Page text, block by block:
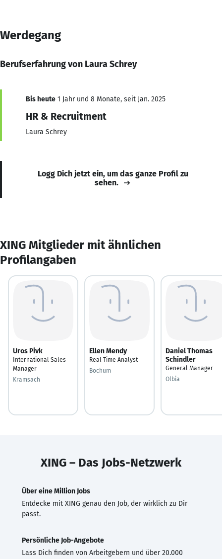
Werdegang
Berufserfahrung von Laura Schrey
Bis heute 1 Jahr und 8 Monate, seit Jan. 2025
HR & Recruitment
Laura Schrey
Logg Dich jetzt ein, um das ganze Profil zu
sehen.
XING Mitglieder mit ähnlichen
Profilangaben
Uros Pivk
International Sales
Manager
Kramsach
Ellen Mendy
Real Time Analyst
Bochum
Daniel Thomas
Schindler
General Manager
Olbia
XING – Das Jobs-Netzwerk
Über eine Million Jobs
Entdecke mit XING genau den Job, der wirklich zu Dir
passt.
Persönliche Job-Angebote
Lass Dich finden von Arbeitgebern und über 20.000